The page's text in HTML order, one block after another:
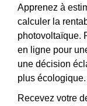
Apprenez à
calculer la
photovoltaïque.
en ligne pour
une décision
plus écologique.
Recevez votre